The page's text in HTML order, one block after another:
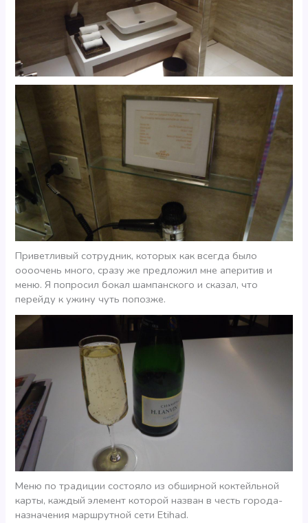
Приветливый сотрудник, которых как всегда было
оооочень много, сразу же предложил мне аперитив и
меню. Я попросил бокал шампанского и сказал, что
перейду к ужину чуть попозже.
Меню по традиции состояло из обширной коктейльной
карты, каждый элемент которой назван в честь города-
назначения маршрутной сети Etihad.